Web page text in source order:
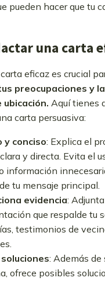
pueden hacer que tu
una carta
eficaz es crucial
preocupaciones y
ubicación. Aquí tienes
carta persuasiva:
y conciso: Explica el
y directa. Evita el
información
tu mensaje principal.
evidencia:
que respalde tu
testimonios de
: Además de
ofrece posibles